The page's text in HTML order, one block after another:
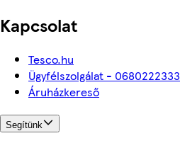
Kapcsolat
Tesco.hu
Ügyfélszolgálat - 0680222333
Áruházkereső
Segítünk